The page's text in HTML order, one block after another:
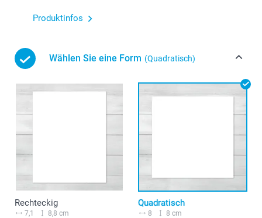
Produktinfos
Wählen Sie eine Form (Quadratisch)
Rechteckig
7,1 8,8 cm
Quadratisch
8 8 cm